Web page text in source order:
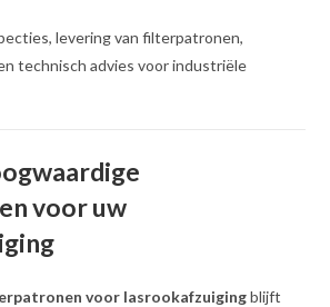
levering van filterpatronen,
technisch advies voor industriële
voor uw
voor lasrookafzuigingblijft